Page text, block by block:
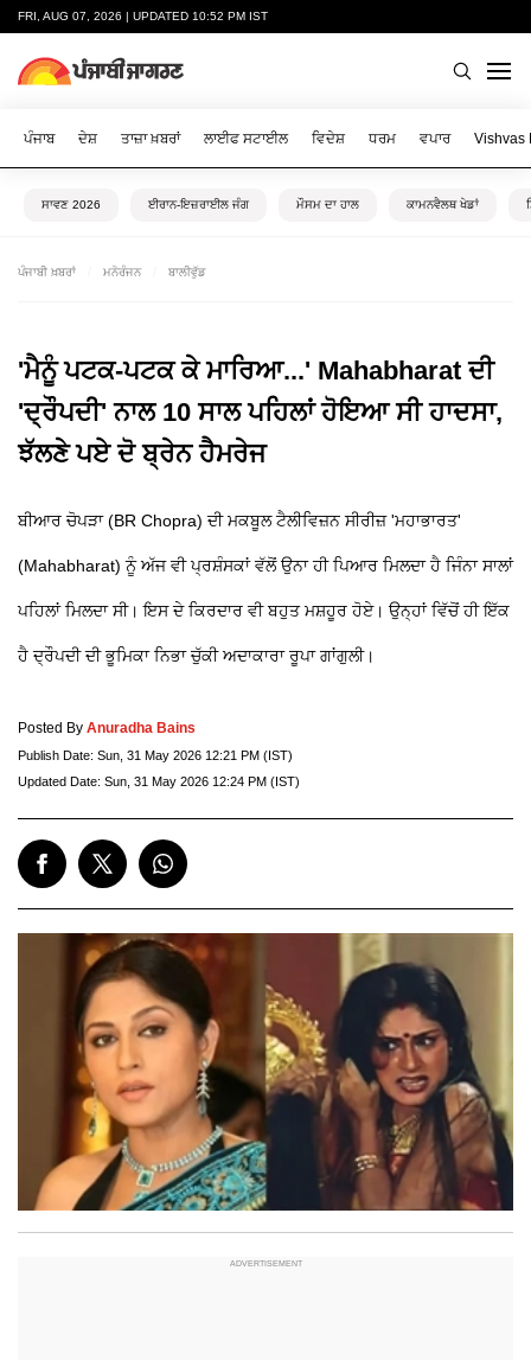
FRI, AUG 07, 2026 | UPDATED 10:52 PM IST
ਪੰਜਾਬ ਦੇਸ਼ ਤਾਜ਼ਾ ਖ਼ਬਰਾਂ ਲਾਈਫ ਸਟਾਈਲ ਵਿਦੇਸ਼ ਧਰਮ ਵਪਾਰ Vishvas
ਸਾਵਣ 2026 ਈਰਾਨ-ਇਜ਼ਰਾਈਲ ਜੰਗ ਮੌਸਮ ਦਾ ਹਾਲ ਕਾਮਨਵੈਲਥ ਖੇਡਾਂ
ਪੰਜਾਬੀ ਖ਼ਬਰਾਂ ਮਨੋਰੰਜਨ ਬਾਲੀਵੁੱਡ
'ਮੈਨੂੰ ਪਟਕ-ਪਟਕ ਕੇ ਮਾਰਿਆ...' Mahabharat ਦੀ
'ਦ੍ਰੌਪਦੀ' ਨਾਲ 10 ਸਾਲ ਪਹਿਲਾਂ ਹੋਇਆ ਸੀ ਹਾਦਸਾ,
ਝੱਲਣੇ ਪਏ ਦੋ ਬ੍ਰੇਨ ਹੈਮਰੇਜ
ਬੀਆਰ ਚੋਪੜਾ (BR Chopra) ਦੀ ਮਕਬੂਲ ਟੈਲੀਵਿਜ਼ਨ ਸੀਰੀਜ਼ 'ਮਹਾਭਾਰਤ'
(Mahabharat) ਨੂੰ ਅੱਜ ਵੀ ਪ੍ਰਸ਼ੰਸਕਾਂ ਵੱਲੋਂ ਉਨਾ ਹੀ ਪਿਆਰ ਮਿਲਦਾ ਹੈ ਜਿੰਨਾ ਸਾਲਾਂ
ਪਹਿਲਾਂ ਮਿਲਦਾ ਸੀ। ਇਸ ਦੇ ਕਿਰਦਾਰ ਵੀ ਬਹੁਤ ਮਸ਼ਹੂਰ ਹੋਏ। ਉਨ੍ਹਾਂ ਵਿੱਚੋਂ ਹੀ ਇੱਕ
ਹੈ ਦ੍ਰੌਪਦੀ ਦੀ ਭੂਮਿਕਾ ਨਿਭਾ ਚੁੱਕੀ ਅਦਾਕਾਰਾ ਰੂਪਾ ਗਾਂਗੁਲੀ।
Posted By Anuradha Bains
Publish Date: Sun, 31 May 2026 12:21 PM (IST)
Updated Date: Sun, 31 May 2026 12:24 PM (IST)